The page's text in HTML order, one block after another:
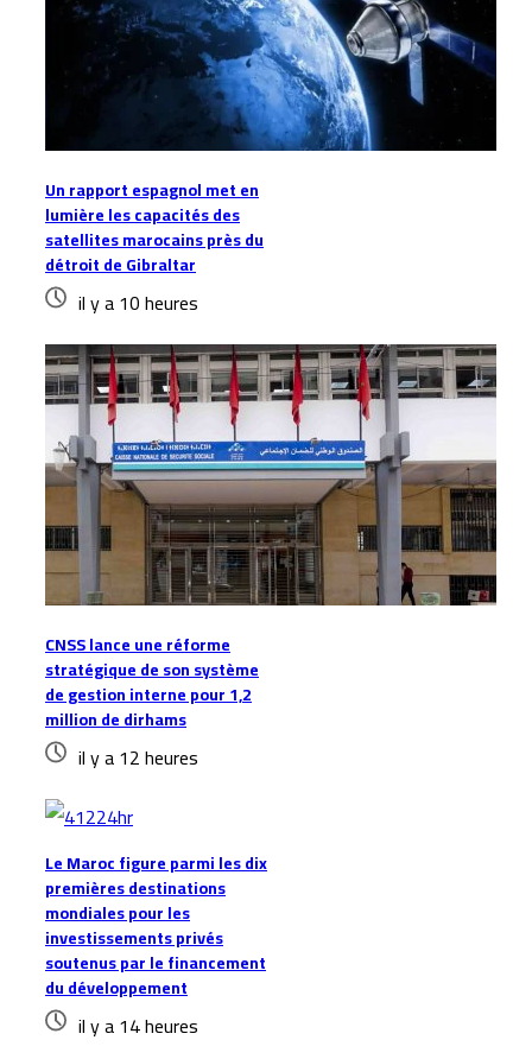
Un rapport espagnol met en
lumière les capacités des
satellites marocains près du
détroit de Gibraltar
il y a 10 heures
CNSS lance une réforme
stratégique de son système
de gestion interne pour 1,2
million de dirhams
il y a 12 heures
Le Maroc figure parmi les dix
premières destinations
mondiales pour les
investissements privés
soutenus par le financement
du développement
il y a 14 heures